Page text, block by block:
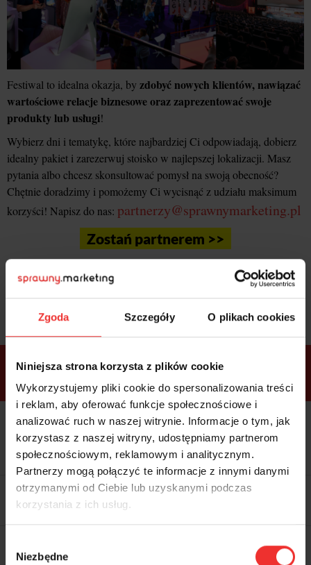
Zgoda Szczegóły O plikach cookies
Niniejsza strona korzysta z plików cookie
Wykorzystujemy pliki cookie do spersonalizowania treści
i reklam, aby oferować funkcje społecznościowe i
analizować ruch w naszej witrynie. Informacje o tym, jak
korzystasz z naszej witryny, udostępniamy partnerom
społecznościowym, reklamowym i analitycznym.
Partnerzy mogą połączyć te informacje z innymi danymi
otrzymanymi od Ciebie lub uzyskanymi podczas
korzystania z ich usług.
zgody
Niezbędne
Festiwal to idealna okazja, by zdobyć nowych klientów, nawiązać
wartościowe relacje biznesowe oraz zaprezentować swoje
produkty lub usługi!
Wybierz dni i tematykę, które najbardziej Ci odpowiadają, dobierz
idealny pakiet i zarezerwuj stoisko w najlepszej lokalizacji. Masz
pytania albo chcesz skonsultować pomysł na swoją obecność?
Chętnie doradzimy i pomożemy Ci wycisnąć z udziału maksimum
korzyści! Napisz do nas: partnerzy@sprawnymarketing.pl
Zostań partnerem >>
Sprawdź bonusyi wybierz bilet
ramach
pakietów
VIP Premium
Kolacja z prelegentami i before
party (Hotel Sheraton, 27.10) tylko
wbilecie ALLPASS VIP
Dostępne
tylko w
bilecie
ALLPASS
VIP
Dedykowana strefa VIP z
możliwością networkingu z
prelegentami i wystawcami w
WARTOŚĆ: 1970 zł